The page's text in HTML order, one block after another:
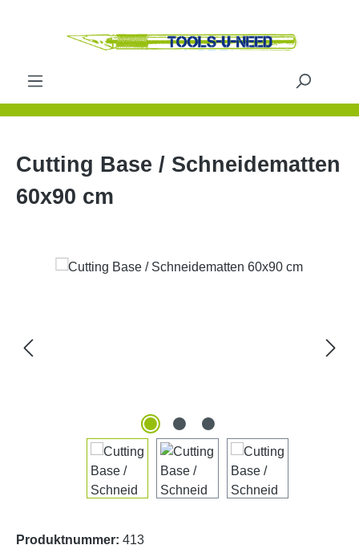
Cutting Base / Schneidematten
60x90 cm
Bildergalerie überspringen
Produktnummer: 413